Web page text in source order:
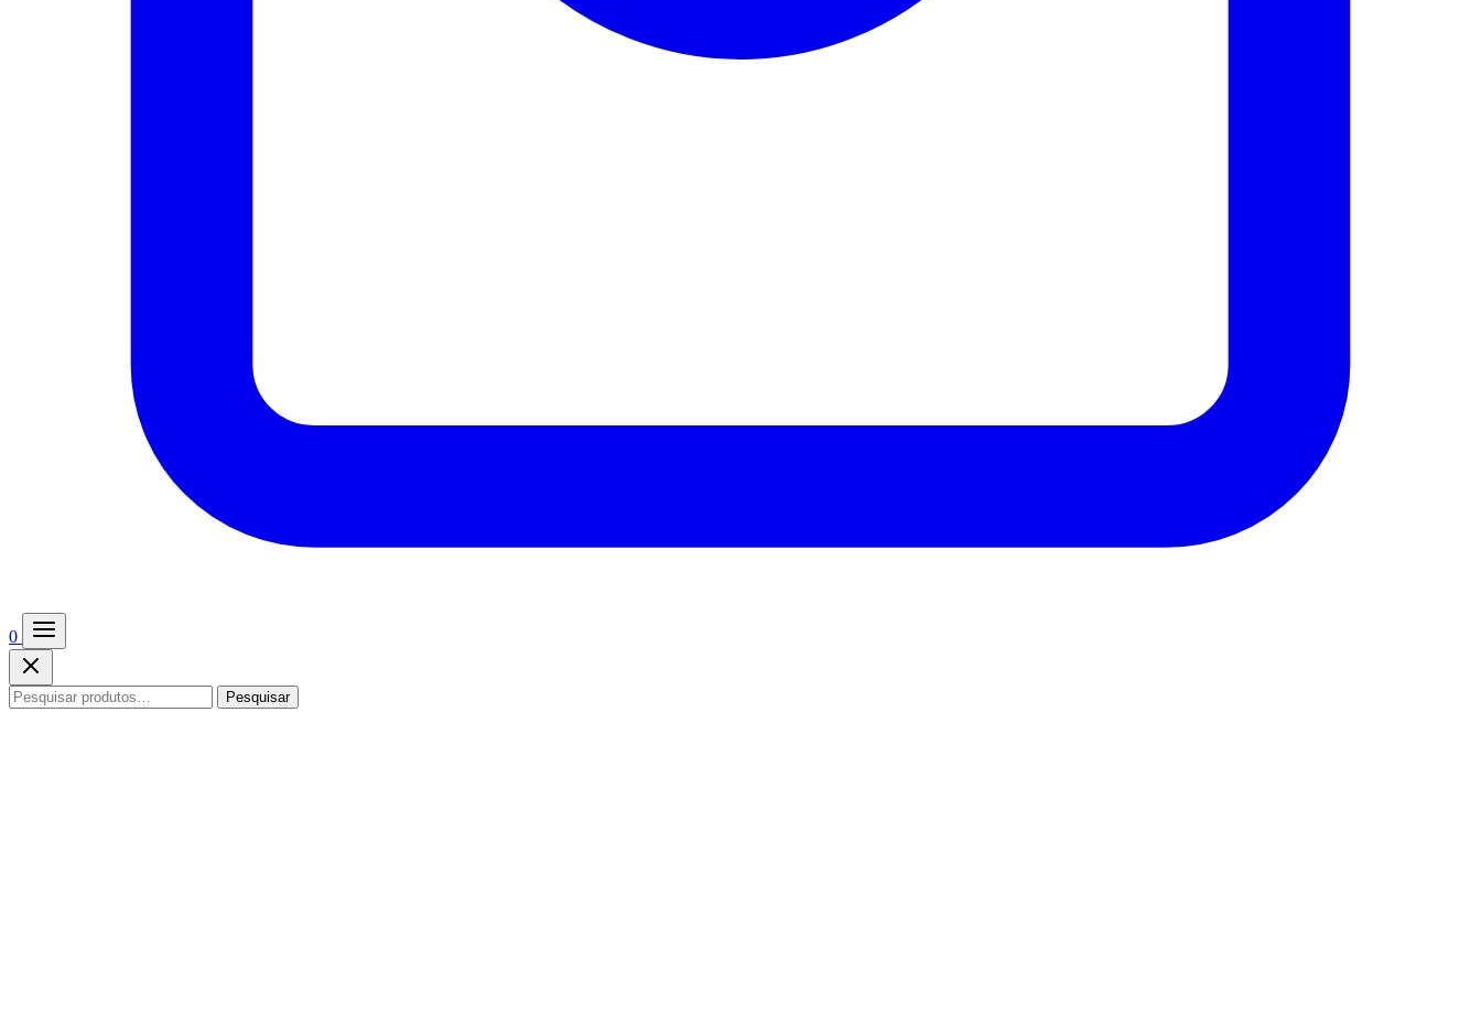
0
Pesquisar